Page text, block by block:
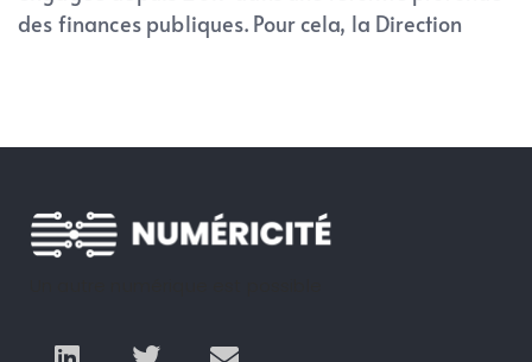
des finances publiques. Pour cela, la Direction